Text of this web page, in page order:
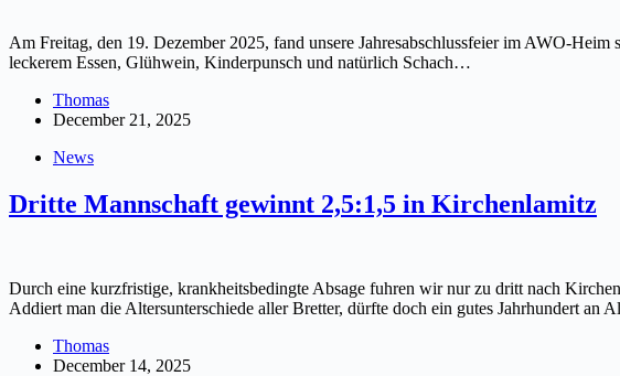
Am Freitag, den 19. Dezember 2025, fand unsere Jahresabschlussfeier im AWO-
leckerem Essen, Glühwein, Kinderpunsch und natürlich Schach…
Thomas
December 21, 2025
News
Dritte Mannschaft gewinnt 2,5:1,5 in Kirchenlamitz
Durch eine kurzfristige, krankheitsbedingte Absage fuhren wir nur zu dritt nach
Addiert man die Altersunterschiede aller Bretter, dürfte doch ein gutes Jahrhundert an
Thomas
December 14, 2025